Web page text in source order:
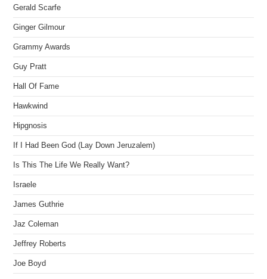
Gerald Scarfe
Ginger Gilmour
Grammy Awards
Guy Pratt
Hall Of Fame
Hawkwind
Hipgnosis
If I Had Been God (Lay Down Jeruzalem)
Is This The Life We Really Want?
Israele
James Guthrie
Jaz Coleman
Jeffrey Roberts
Joe Boyd